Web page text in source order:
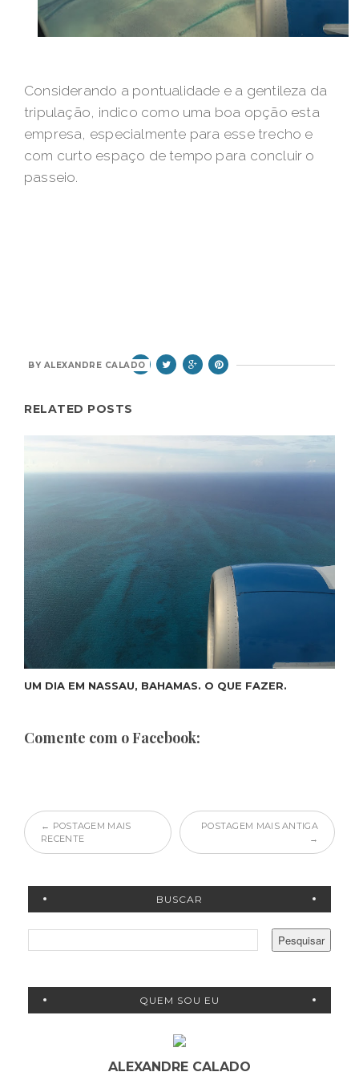
Considerando a pontualidade e a gentileza da
tripulação, indico como uma boa opção esta
empresa, especialmente para esse trecho e
com curto espaço de tempo para concluir o
passeio.
BY ALEXANDRE CALADO
RELATED POSTS
UM DIA EM NASSAU, BAHAMAS. O QUE FAZER.
Comente com o Facebook:
← POSTAGEM MAIS
RECENTE
POSTAGEM MAIS ANTIGA
→
BUSCAR
QUEM SOU EU
ALEXANDRE CALADO